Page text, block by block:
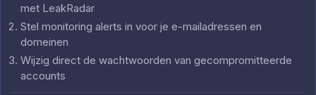
met LeakRadar
Stel monitoring alerts in voor je e-mailadressen en
domeinen
Wijzig direct de wachtwoorden van gecompromitteerde
accounts